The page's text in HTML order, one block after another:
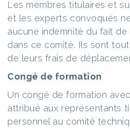
Les membres titulaires et
et les experts convoqués
aucune indemnité du fait
dans ce comité. Ils sont
de leurs frais de
Congé de formation
Un congé de formation
attribué aux représentants
personnel au comité